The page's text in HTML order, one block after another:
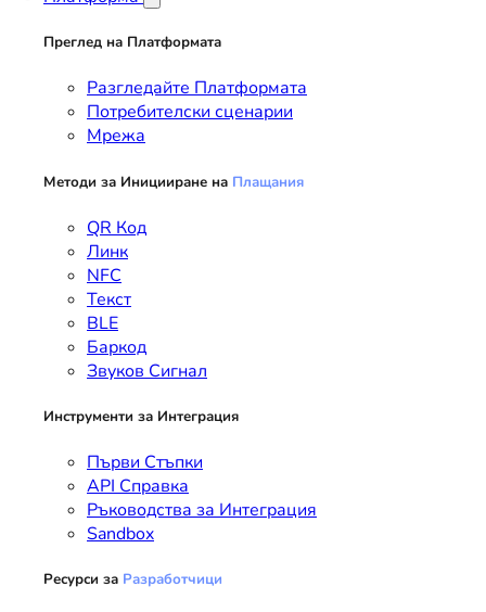
Преглед на Платформата
Разгледайте Платформата
Потребителски сценарии
Мрежа
Методи за Иницииране на Плащания
QR Код
Линк
NFC
Текст
BLE
Баркод
Звуков Сигнал
Инструменти за Интеграция
Първи Стъпки
API Справка
Ръководства за Интеграция
Sandbox
Ресурси за Разработчици